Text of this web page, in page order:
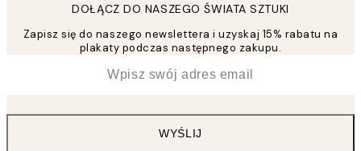
DOŁĄCZ DO NASZEGO ŚWIATA SZTUKI
Zapisz się do naszego newslettera i uzyskaj 15% rabatu na
plakaty podczas następnego zakupu.
WYŚLIJ